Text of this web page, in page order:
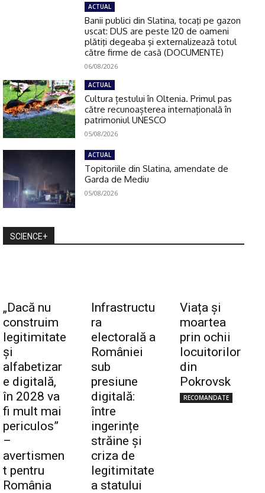
ACTUAL
Banii publici din Slatina, tocaţi pe gazon
uscat: DUS are peste 120 de oameni
plătiţi degeaba şi externalizează totul
către firme de casă (DOCUMENTE)
06/08/2026
ACTUAL
Cultura țestului în Oltenia. Primul pas
către recunoașterea internațională în
patrimoniul UNESCO
05/08/2026
ACTUAL
Topitoriile din Slatina, amendate de
Garda de Mediu
05/08/2026
SCIENCE+
„Dacă nu
construim
legitimitate
și
alfabetizar
e digitală,
în 2028 va
fi mult mai
periculos”
–
avertismen
t pentru
România
Infrastructu
ra
electorală a
României
sub
presiune
digitală:
între
ingerințe
străine și
criza de
legitimitate
a statului
Viața și
moartea
prin ochii
locuitorilor
din
Pokrovsk
RECOMANDATE